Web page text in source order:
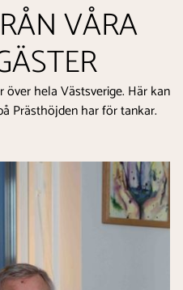
VÅRA
hela Västsverige. Här kan
Prästhöjden har för tankar.